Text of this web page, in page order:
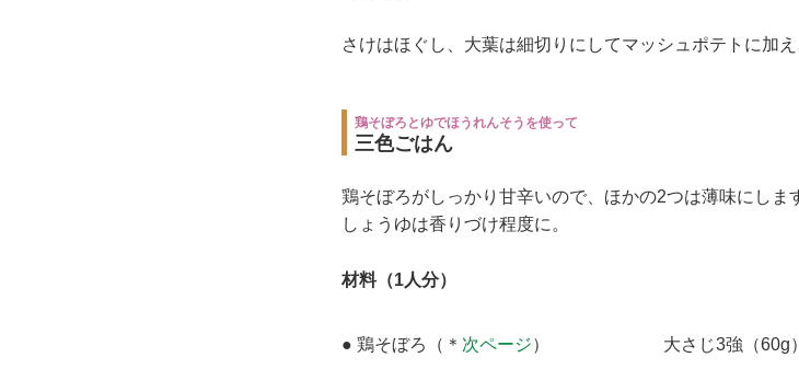
さけはほぐし、大葉は細切りにしてマッシュポテトに加え
鶏そぼろとゆでほうれんそうを使って
三色ごはん
鶏そぼろがしっかり甘辛いので、ほかの2つは薄味にし
しょうゆは香りづけ程度に。
材料（1人分）
● 鶏そぼろ（＊ 次ページ） 大さじ3強（60g）